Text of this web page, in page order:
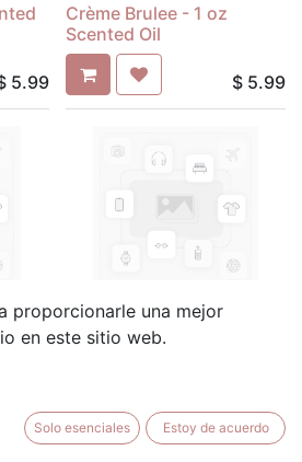
5.99
Crème Brulee - 1 oz
Scented Oil
$ 5.99
Deer Fart - 1 oz Scented
Oil
proporcionarle una mejor
en este sitio web.
Solo esenciales Estoy de acuerdo